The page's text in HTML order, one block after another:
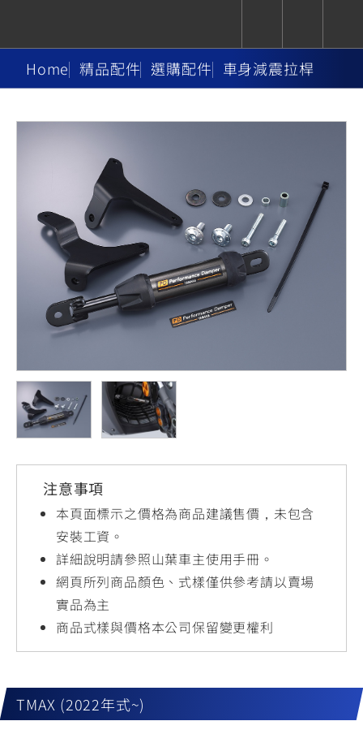
Naked
YZF-R9
550+
YZF-R7
550+
YZF-R3
251~549
YZF-R15
150
MT-
09
Y-
AMT
550+
MT-
09
550+
07
Y-
AMT
07
MT-
251~549
MT-
150
XSR
700
550+
Sport
TMAX
550+
XMAX
251~549
NMAX
150
AUGUR
150
CYGNUS
XR
150
CYGNUS
X
FORCE
2.0
150
RS NEO
125
Limi
125
Vinoora
125
BW'S
125
PW50
AXIS
Z /
CUXiE
追蹤愛車
我的愛車 瀏覽紀錄
Home 精品配件 選購配件 車身減震拉桿
注意事項
本頁面標示之價格為商品建議售價，未包含
安裝工資。
詳細說明請參照山葉車主使用手冊。
網頁所列商品顏色、式樣僅供參考請以賣場
實品為主
商品式樣與價格本公司保留變更權利
TMAX (2022年式~)